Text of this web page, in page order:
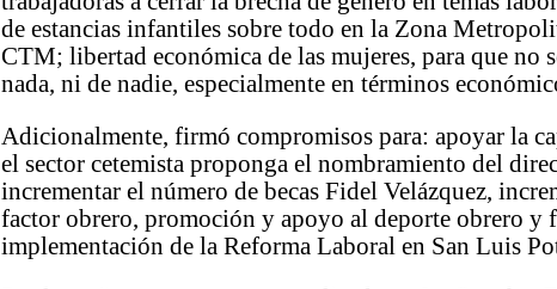
de estancias infantiles sobre todo en la Zona
CTM; libertad económica de las mujeres, para que no
nada, ni de nadie, especialmente en términos
Adicionalmente, firmó compromisos para: apoyar la
el sector cetemista proponga el nombramiento del
incrementar el número de becas Fidel Velázquez,
factor obrero, promoción y apoyo al deporte obrero y
implementación de la Reforma Laboral en San Luis